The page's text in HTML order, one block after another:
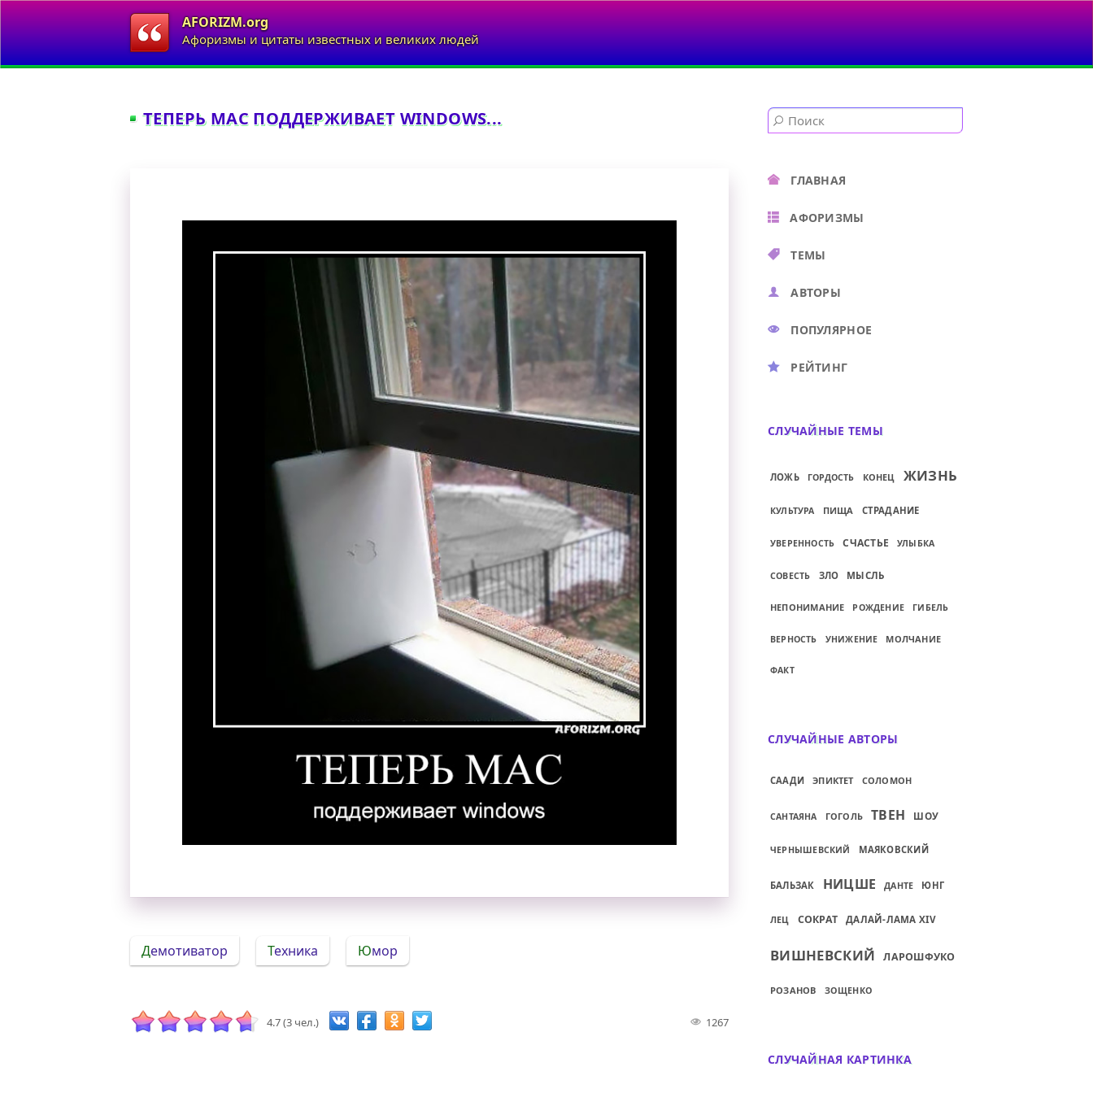
AFORIZM.org
Афоризмы и цитаты известных и великих людей
ТЕПЕРЬ MAC ПОДДЕРЖИВАЕТ WINDOWS...
Теперь Mac поддерживает Windows. Демотиватор
Демотиватор Техника Юмор
4.7 (3 чел.) 1267
ГЛАВНАЯ
АФОРИЗМЫ
ТЕМЫ
АВТОРЫ
ПОПУЛЯРНОЕ
РЕЙТИНГ
СЛУЧАЙНЫЕ ТЕМЫ
ЛОЖЬ ГОРДОСТЬ КОНЕЦ ЖИЗНЬ
КУЛЬТУРА ПИЩА СТРАДАНИЕ
УВЕРЕННОСТЬ СЧАСТЬЕ УЛЫБКА
СОВЕСТЬ ЗЛО МЫСЛЬ
НЕПОНИМАНИЕ РОЖДЕНИЕ ГИБЕЛЬ
ВЕРНОСТЬ УНИЖЕНИЕ МОЛЧАНИЕ
ФАКТ
СЛУЧАЙНЫЕ АВТОРЫ
СААДИ ЭПИКТЕТ СОЛОМОН
САНТАЯНА ГОГОЛЬ ТВЕН ШОУ
ЧЕРНЫШЕВСКИЙ МАЯКОВСКИЙ
БАЛЬЗАК НИЦШЕ ДАНТЕ ЮНГ
ЛЕЦ СОКРАТ ДАЛАЙ-ЛАМА XIV
ВИШНЕВСКИЙ ЛАРОШФУКО
РОЗАНОВ ЗОЩЕНКО
СЛУЧАЙНАЯ КАРТИНКА